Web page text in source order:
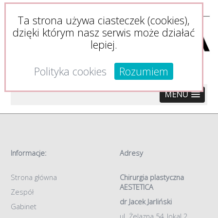
MENU
Informacje:
Strona główna
Zespół
Gabinet
Adresy
Chirurgia plastyczna
AESTETICA
dr Jacek Jarliński
Ta strona używa ciasteczek (cookies),
dzięki którym nasz serwis może działać
lepiej.
Polityka cookies
Rozumiem